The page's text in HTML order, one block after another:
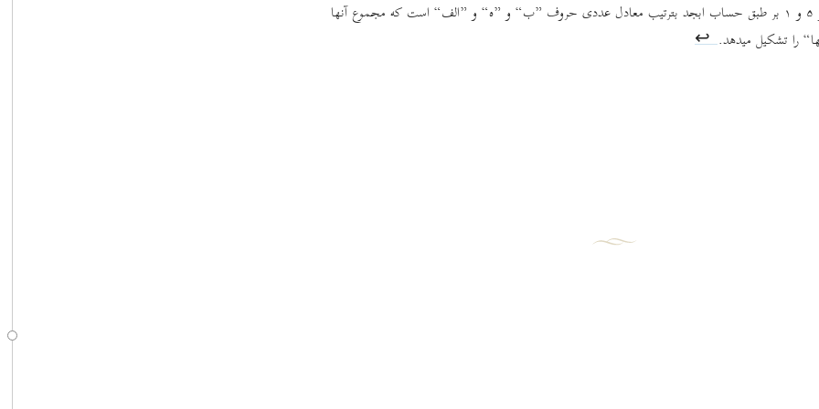
ارقام ٢ و ۵ و ١ بر طبق حساب ابجد بترتیب معادل عددی حروف ”ب“ و ”ه“ و ”الف“ است که مجموع آنها
را تشکيل ميدهد.